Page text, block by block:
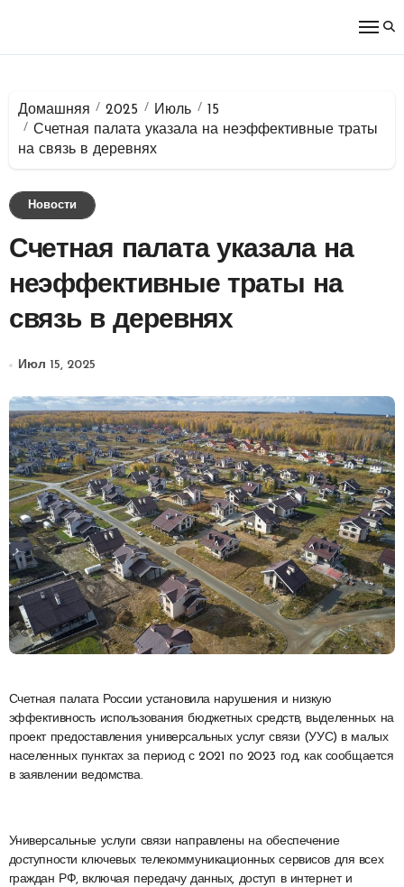
Домашняя 2025 Июль
15
Счетная палата указала на неэффективные траты
на связь в деревнях
Новости
Счетная палата указала на
неэффективные траты на
связь в деревнях
Июл 15, 2025
Счетная палата России установила нарушения и низкую
эффективность использования бюджетных средств, выделенных на
проект предоставления универсальных услуг связи (УУС) в малых
населенных пунктах за период с 2021 по 2023 год, как сообщается
в заявлении ведомства.
Универсальные услуги связи направлены на обеспечение
доступности ключевых телекоммуникационных сервисов для всех
граждан РФ, включая передачу данных, доступ в интернет и